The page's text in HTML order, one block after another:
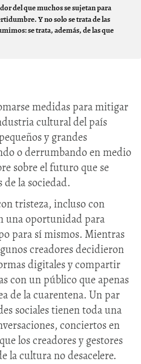
del que muchos se sujetan para
Y no solo se trata de las
se trata, además, de las que
medidas para mitigar
cultural del país
y grandes
o derrumbando en medio
sobre el futuro que se
de la sociedad.
tristeza, incluso con
una oportunidad para
para sí mismos. Mientras
creadores decidieron
digitales y compartir
con un público que apenas
de la cuarentena. Un par
sociales tienen toda una
conciertos en
los creadores y gestores
la cultura no desacelere.